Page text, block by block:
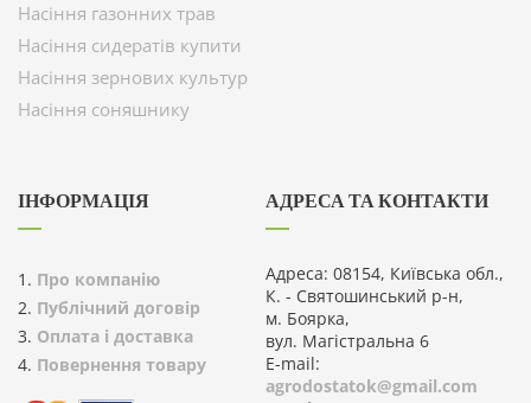
Насіння газонних трав
Насіння сидератів купити
Насіння зернових культур
Насіння соняшнику
ІНФОРМАЦІЯ
Про компанію
Публічний договір
Оплата і доставка
Повернення товару
АДРЕСА ТА КОНТАКТИ
Адреса: 08154, Київська обл.,
К. - Святошинський р-н,
м. Боярка,
вул. Магістральна 6
E-mail:
agrodostatok@gmail.com